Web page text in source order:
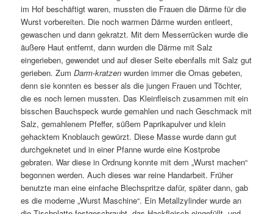
im Hof beschäftigt waren, mussten die Frauen die Därme für die
Wurst vorbereiten. Die noch warmen Därme wurden entleert,
gewaschen und dann gekratzt. Mit dem Messerrücken wurde die
äußere Haut entfernt, dann wurden die Därme mit Salz
eingerieben, gewendet und auf dieser Seite ebenfalls mit Salz gut
gerieben. ZumDarm-kratzen wurden immer die Omas gebeten,
denn sie konnten es besser als die jungen Frauen und Töchter,
die es noch lernen mussten. Das Kleinfleisch zusammen mit ein
bisschen Bauchspeck wurde gemahlen und nach Geschmack mit
Salz, gemahlenem Pfeffer, süßem Paprikapulver und klein
gehacktem Knoblauch gewürzt. Diese Masse wurde dann gut
durchgeknetet und in einer Pfanne wurde eine Kostprobe
gebraten. War diese in Ordnung konnte mit dem „Wurst machen“
begonnen werden. Auch dieses war reine Handarbeit. Früher
benutzte man eine einfache Blechspritze dafür, später dann, gab
es die moderne „Wurst Maschine“. Ein Metallzylinder wurde an